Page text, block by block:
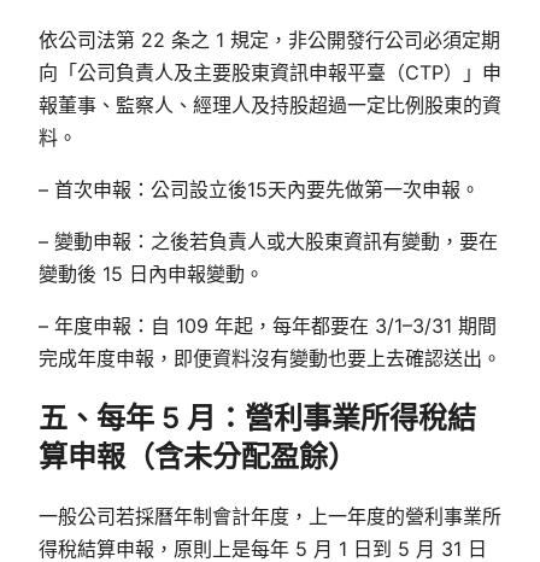
依公司法第 22 条之 1 規定，非公開發行公司必須定期
向「公司負責人及主要股東資訊申報平臺（CTP）」申
報董事、監察人、經理人及持股超過一定比例股東的資
料。
– 首次申報：公司設立後15天內要先做第一次申報。
– 變動申報：之後若負責人或大股東資訊有變動，要在
變動後 15 日內申報變動。
– 年度申報：自 109 年起，每年都要在 3/1–3/31 期間
完成年度申報，即便資料沒有變動也要上去確認送出。
五、每年 5 月：營利事業所得稅結
算申報（含未分配盈餘）
一般公司若採曆年制會計年度，上一年度的營利事業所
得稅結算申報，原則上是每年 5 月 1 日到 5 月 31 日